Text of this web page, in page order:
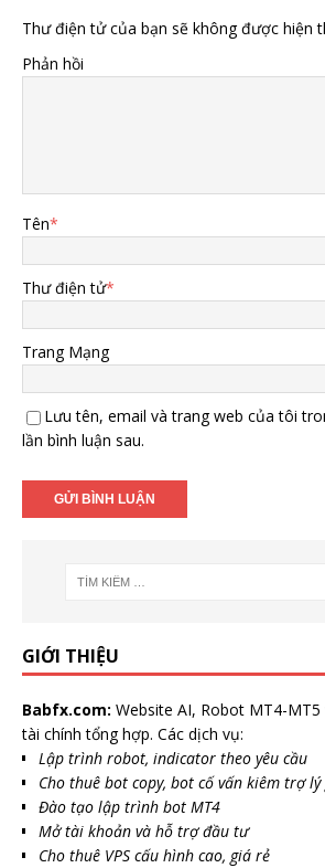
Thư điện tử của bạn sẽ không được hiện
Phản hồi
Tên*
Thư điện tử*
Trang Mạng
Lưu tên, email và trang web của tôi
lần bình luận sau.
GIỚI THIỆU
Babfx.com: Website AI, Robot MT4-
tài chính tổng hợp. Các dịch vụ:
Lập trình robot, indicator theo yêu cầu
Cho thuê bot copy, bot cố vấn kiêm trợ
Đào tạo lập trình bot MT4
Mở tài khoản và hỗ trợ đầu tư
Cho thuê VPS cấu hình cao, giá rẻ